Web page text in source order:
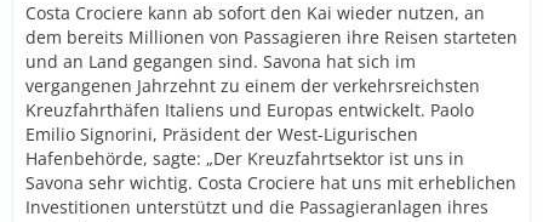
Costa Crociere kann ab sofort den Kai wieder nutzen, an
dem bereits Millionen von Passagieren ihre Reisen starteten
und an Land gegangen sind. Savona hat sich im
vergangenen Jahrzehnt zu einem der verkehrsreichsten
Kreuzfahrthäfen Italiens und Europas entwickelt. Paolo
Emilio Signorini, Präsident der West-Ligurischen
Hafenbehörde, sagte: „Der Kreuzfahrtsektor ist uns in
Savona sehr wichtig. Costa Crociere hat uns mit erheblichen
Investitionen unterstützt und die Passagieranlagen ihres